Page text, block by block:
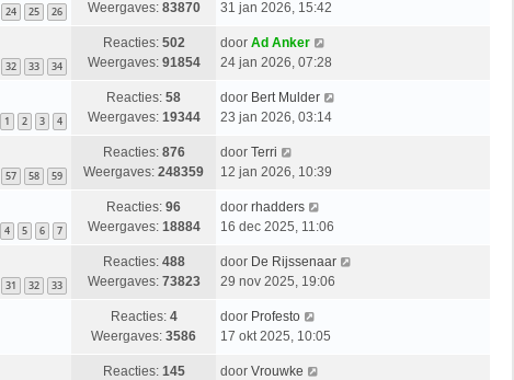
24 25 26
Weergaves: 83870
31 jan 2026, 15:42
32 33 34
Reacties: 502
Weergaves: 91854
door Ad Anker
24 jan 2026, 07:28
1 2 3 4
Reacties: 58
Weergaves: 19344
door Bert Mulder
23 jan 2026, 03:14
57 58 59
Reacties: 876
Weergaves: 248359
door Terri
12 jan 2026, 10:39
4 5 6 7
Reacties: 96
Weergaves: 18884
door rhadders
16 dec 2025, 11:06
31 32 33
Reacties: 488
Weergaves: 73823
door De Rijssenaar
29 nov 2025, 19:06
Reacties: 4
Weergaves: 3586
door Profesto
17 okt 2025, 10:05
Reacties: 145
door Vrouwke